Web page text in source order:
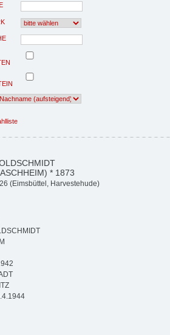
* 1873
(Eimsbüttel, Harvestehude)